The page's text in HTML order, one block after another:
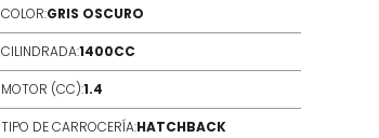
COLOR:GRIS OSCURO
CILINDRADA:1400CC
MOTOR (CC):1.4
TIPO DE CARROCERÍA:HATCHBACK